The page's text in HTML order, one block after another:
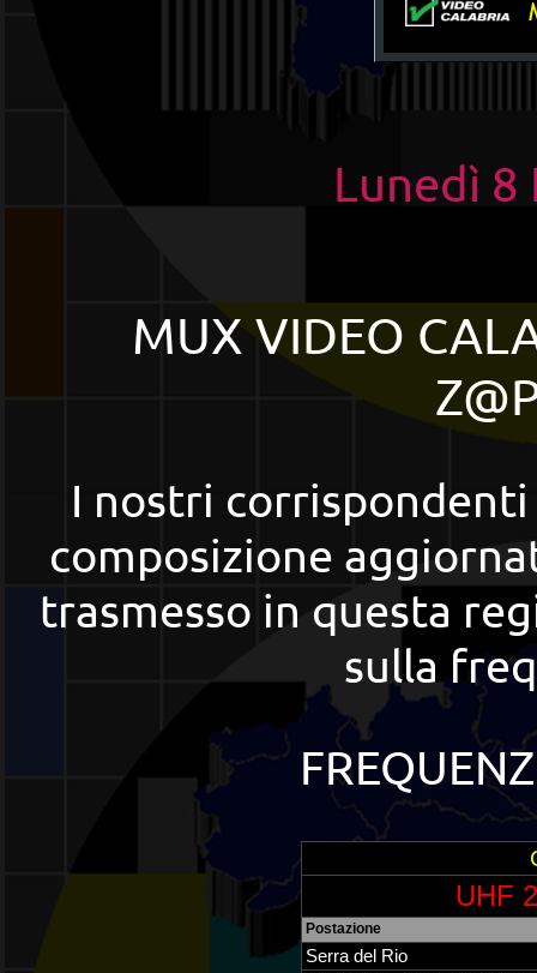
Lunedì 8
MUX VIDEO
I nostri
composizione
trasmesso in questa
sulla
UHF
Postazione
Serra del Rio